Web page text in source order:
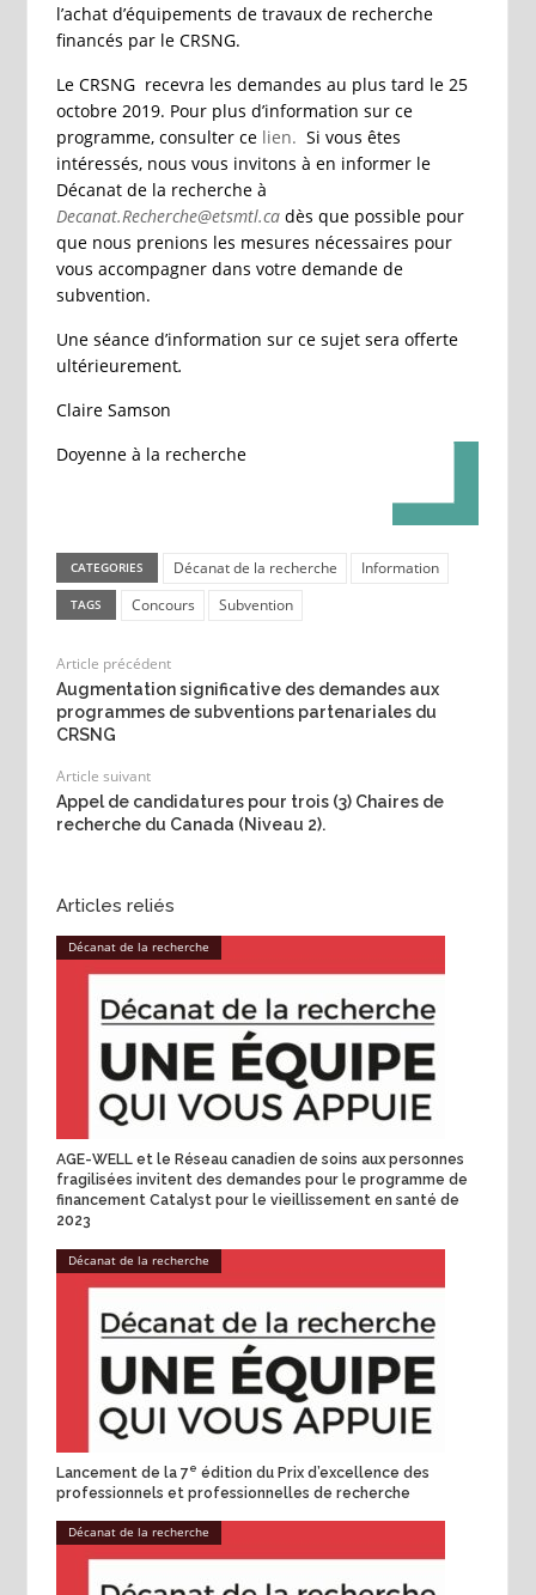
l’achat d’équipements de travaux de recherche
financés par le CRSNG.
Le CRSNG recevra les demandes au plus tard le 25
octobre 2019. Pour plus d’information sur ce
programme, consulter ce lien. Si vous êtes
intéressés, nous vous invitons à en informer le
Décanat de la recherche à
Decanat.Recherche@etsmtl.cadès que possible pour
que nous prenions les mesures nécessaires pour
vous accompagner dans votre demande de
subvention.
Une séance d’information sur ce sujet sera offerte
ultérieurement.
Claire Samson
Doyenne à la recherche
CATEGORIES Décanat de la recherche Information
TAGS Concours Subvention
Article précédent
Augmentation significative des demandes aux
programmes de subventions partenariales du
CRSNG
Article suivant
Appel de candidatures pour trois (3) Chaires de
recherche du Canada (Niveau 2).
Articles reliés
Décanat de la recherche
AGE-WELL et le Réseau canadien de soins aux personnes
fragilisées invitent des demandes pour le programme de
financement Catalyst pour le vieillissement en santé de
2023
Décanat de la recherche
Lancement de la 7e édition du Prix d’excellence des
professionnels et professionnelles de recherche
Décanat de la recherche